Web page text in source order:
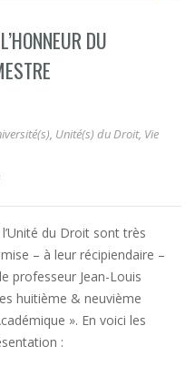
DU
, Unité(s) du Droit, Vie
du Droit sont très
– à leur récipiendaire –
professeur Jean-Louis
huitième & neuvième
». En voici les
: